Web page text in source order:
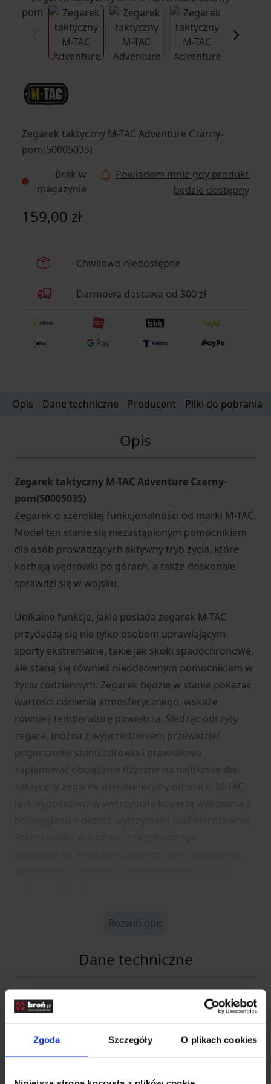
Zgoda Szczegóły O plikach cookies
View larger imageView larger imageView larger
Zegarek taktyczny M-TAC Adventure Czarny-
pom(50005035)
Brak w
magazynie
Powiadom mnie gdy produkt
będzie dostępny
159,00 zł
Chwilowo niedostępne
Darmowa dostawa od 300 zł
Opis Dane techniczne Producent Pliki do pobrania
Opis
Zegarek taktyczny M-TAC Adventure Czarny-
pom(50005035)
Zegarek o szerokiej funkcjonalności od marki M-TAC.
Model ten stanie się niezastąpionym pomocnikiem
dla osób prowadzących aktywny tryb życia, które
kochają wędrówki po górach, a także doskonale
sprawdzi się w wojsku.
Unikalne funkcje, jakie posiada zegarek M-TAC
przydadzą się nie tylko osobom uprawiającym
sporty ekstremalne, takie jak skoki spadochronowe,
ale staną się również nieodzownym pomocnikiem w
życiu codziennym. Zegarek będzie w stanie pokazać
wartości ciśnienia atmosferycznego, wskaże
również temperaturę powietrza. Śledząc odczyty
zegara, można z wyprzedzeniem przewidzieć
pogorszenie stanu zdrowia i prawidłowo
zaplanować obciążenie fizyczne na najbliższe dni.
Taktyczny zegarek wielofunkcyjny od marki M-TAC
Rozwiń opis
Dane techniczne
Kod SKU
Producent